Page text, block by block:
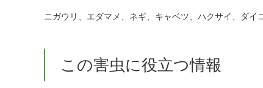
ニガウリ、エダマメ、ネギ、キャベツ、ハクサイ、ダイ
この害虫に役立つ情報